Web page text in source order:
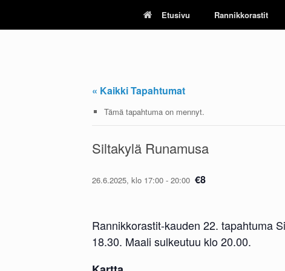
content
Etusivu Rannikkorastit
« Kaikki Tapahtumat
Tämä tapahtuma on mennyt.
Siltakylä Runamusa
26.6.2025, klo 17:00 - 20:00 €8
Rannikkorastit-kauden 22. tapahtuma
18.30. Maali sulkeutuu klo 20.00.